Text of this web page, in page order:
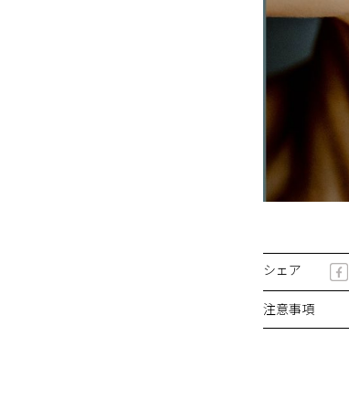
シェア
注意事項